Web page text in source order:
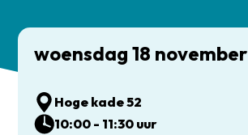
woensdag 18 november
Hoge kade 52
10:00 - 11:30 uur